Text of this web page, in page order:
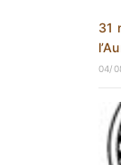
31
04/